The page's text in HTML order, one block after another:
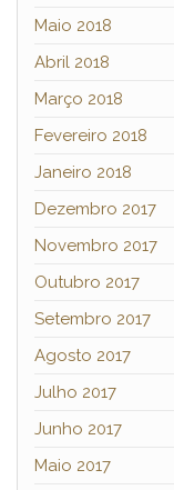
Maio 2018
Abril 2018
Março 2018
Fevereiro 2018
Janeiro 2018
Dezembro 2017
Novembro 2017
Outubro 2017
Setembro 2017
Agosto 2017
Julho 2017
Junho 2017
Maio 2017